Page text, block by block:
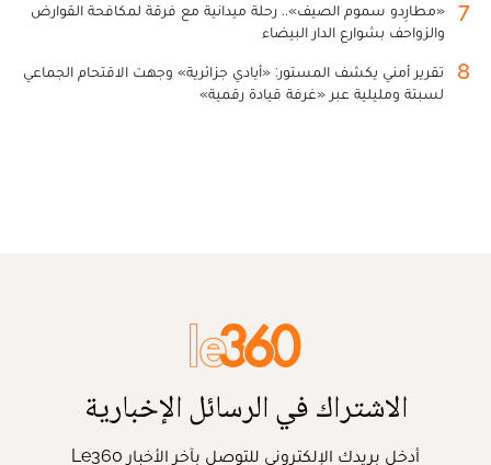
7
«مطارِدو سموم الصيف».. رحلة ميدانية مع فرقة لمكافحة القوارض
والزواحف بشوارع الدار البيضاء
8
تقرير أمني يكشف المستور: «أيادي جزائرية» وجهت الاقتحام الجماعي
لسبتة ومليلية عبر «غرفة قيادة رقمية»
الاشتراك في الرسائل الإخبارية
أدخل بريدك الإلكتروني للتوصل بآخر الأخبار Le360